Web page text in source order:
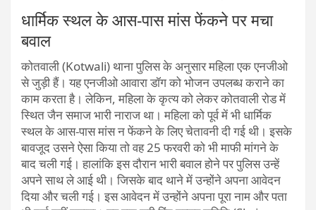
धार्मिक स्थल के आस-पास मांस फेंकने पर मचा
बवाल
कोतवाली (Kotwali) थाना पुलिस के अनुसार महिला एक एनजीओ
से जुड़ी हैं। यह एनजीओ आवारा डॉग को भोजन उपलब्ध कराने का
काम करता है। लेकिन, महिला के कृत्य को लेकर कोतवाली रोड में
स्थित जैन समाज भारी नाराज था। महिला को पूर्व में भी धार्मिक
स्थल के आस-पास मांस न फेंकने के लिए चेतावनी दी गई थी। इसके
बावजूद उसने ऐसा किया तो वह 25 फरवरी को भी माफी मांगने के
बाद चली गई। हालांकि इस दौरान भारी बवाल होने पर पुलिस उन्हें
अपने साथ ले आई थी। जिसके बाद थाने में उन्होंने अपना आवेदन
दिया और चली गई। इस आवेदन में उन्होंने अपना पूरा नाम और पता